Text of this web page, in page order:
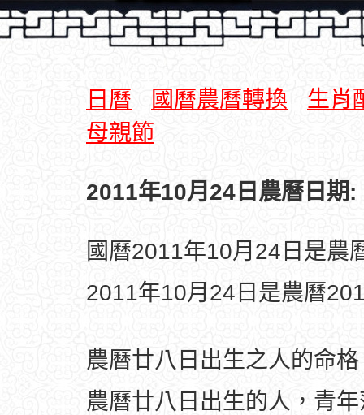
日曆 國曆農曆轉換
生肖
母親節
2011年10月24日農曆日期:
國曆2011年10月24日是農
2011年10月24日是農曆
農曆廿八日出生之人的命
農曆廿八日出生的人，青